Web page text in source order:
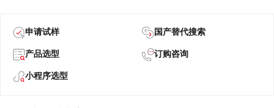
申请试样 国产替代搜索
产品选型 订购咨询
小程序选型